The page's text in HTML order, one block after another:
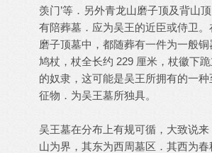
羡门’等．另外青龙山磨子顶及背山
有陪葬墓．应为吴王的近臣或侍卫
磨子顶墓中，都随葬有一件为一般
鸠杖，杖全长约 229 厘米，杖徽下跪
的奴隶，这可能是吴王所拥有的一
征物．为吴王墓所独具。
吴王墓在分布上有规可循，大致说
山为界，其东为西周墓区．其西为